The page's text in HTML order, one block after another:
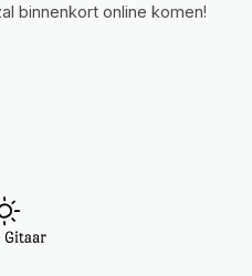
binnenkort online komen!